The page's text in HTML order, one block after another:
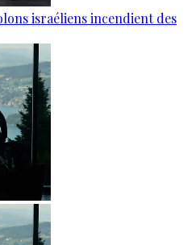
israéliens incendient des